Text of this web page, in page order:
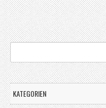
KATEGORIEN